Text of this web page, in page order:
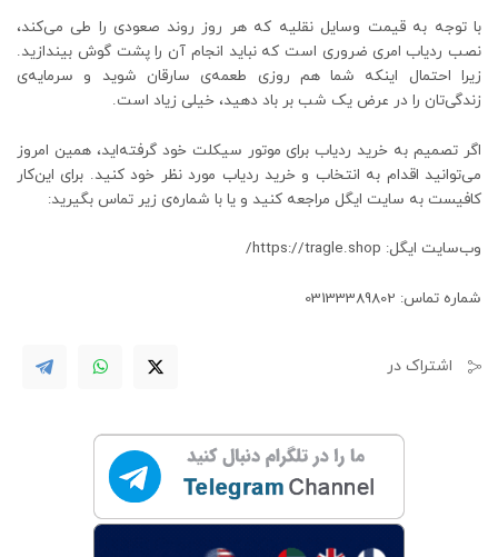
با توجه به قیمت وسایل نقلیه که هر روز روند صعودی را طی می‌کند،
نصب ردیاب امری ضروری است که نباید انجام آن را پشت گوش بیندازید.
زیرا احتمال اینکه شما هم روزی طعمه‌ی سارقان شوید و سرمایه‌ی
زندگی‌تان را در عرض یک شب بر باد دهید، خیلی زیاد است.
اگر تصمیم به خرید ردیاب برای موتور سیکلت خود گرفته‌اید، همین امروز
می‌توانید اقدام به انتخاب و خرید ردیاب مورد نظر خود کنید. برای این‌کار
کافیست به سایت ایگل مراجعه کنید و یا با شماره‌ی زیر تماس بگیرید:
وب‌سایت ایگل: https://tragle.shop/
شماره تماس: 03133389802
اشتراک در